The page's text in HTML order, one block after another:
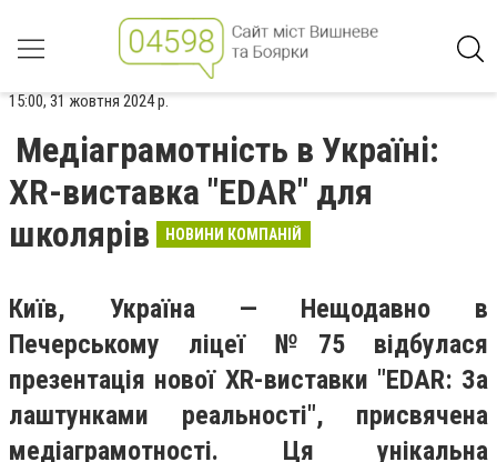
15:00, 31 жовтня 2024 р.
Медіаграмотність в Україні:
XR-виставка "EDAR" для
школярів
НОВИНИ КОМПАНІЙ
Київ, Україна — Нещодавно в
Печерському ліцеї №75 відбулася
презентація нової XR-виставки "EDAR: За
лаштунками реальності", присвячена
медіаграмотності. Ця унікальна